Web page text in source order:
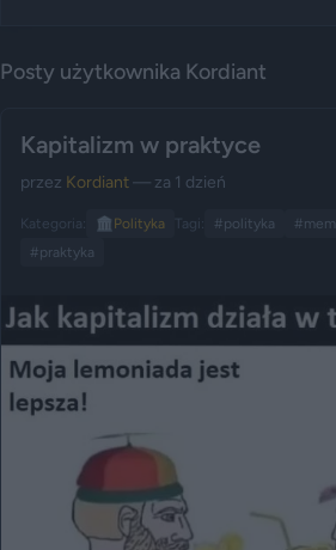
Posty użytkownika Kordiant
Kapitalizm w praktyce
przez Kordiant— za 1 dzień
Kategoria: 🏛️ Polityka Tagi: #polityka #mem
#praktyka